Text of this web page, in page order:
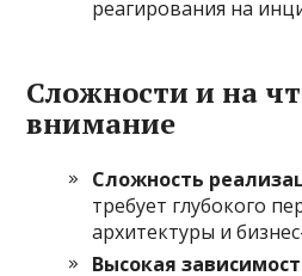
реагирования на
Сложности и на
внимание
Сложность
требует глубокого
архитектуры и
Высокая